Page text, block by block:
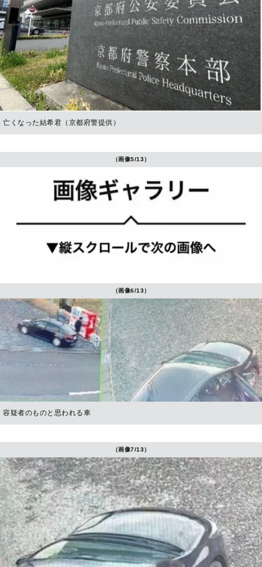
亡くなった結希君（京都府警提供）
（画像5/13）
（画像6/13）
容疑者のものと思われる車
（画像7/13）